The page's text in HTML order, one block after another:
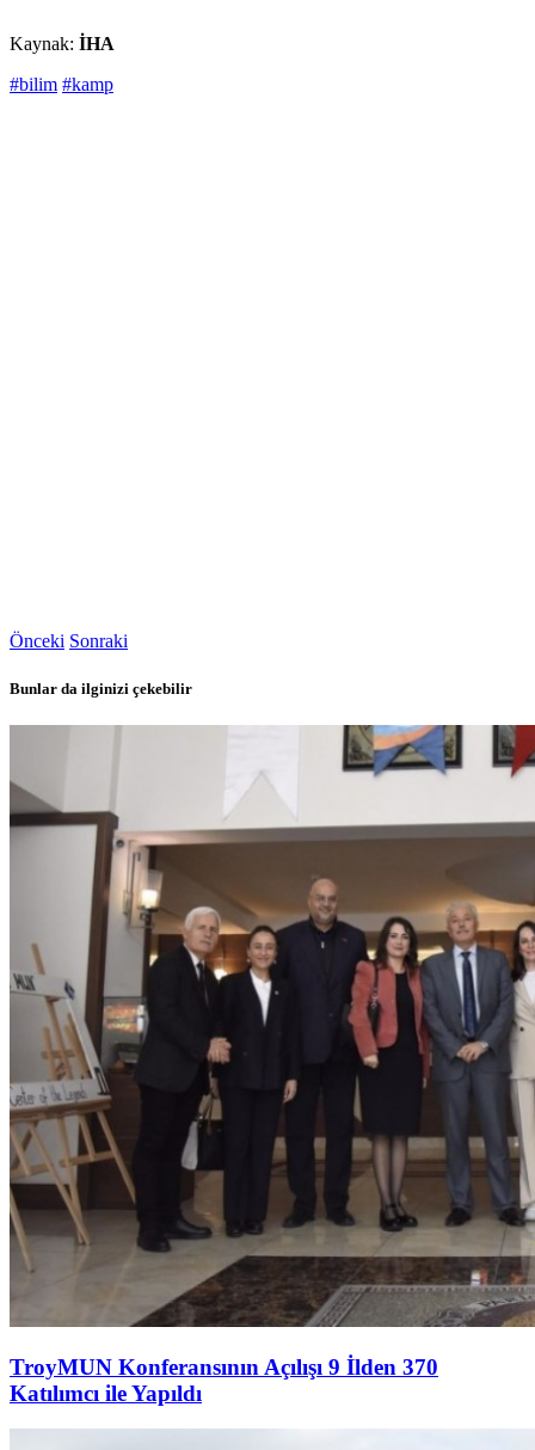
Kaynak: İHA
#bilim #kamp
Önceki Sonraki
Bunlar da ilginizi çekebilir
TroyMUN Konferansının Açılışı 9 İlden 370
Katılımcı ile Yapıldı